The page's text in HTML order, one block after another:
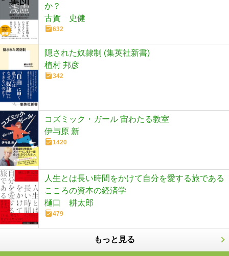
か？
古賀 史健
632
隠された奴隷制 (集英社新書)
植村 邦彦
342
コズミック・ガール 宙わたる教室
伊与原 新
1420
人生とは長い時間をかけて自分を愛する旅である
こころの資本の経済学
樋口 耕太郎
479
もっと見る